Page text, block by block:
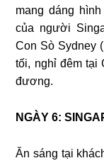
mang dáng
của người
Con Sò Sydney
tối, nghỉ đêm tại
đương.
NGÀY 6:
Ăn sáng tại